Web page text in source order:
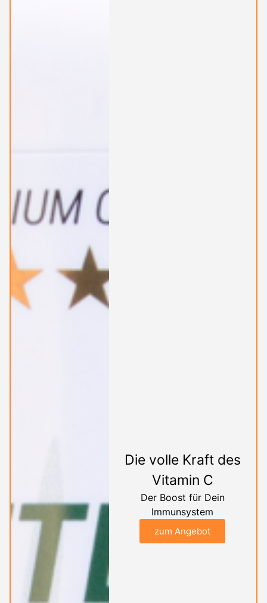
Die volle Kraft des
Vitamin C
Der Boost für Dein
Immunsystem
zum Angebot